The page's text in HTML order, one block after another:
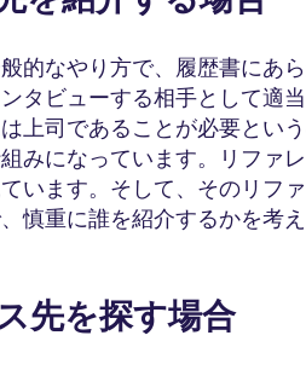
的なやり方で、履歴書にあ
タビューする相手として適
上司であることが必要という
みになっています。リファ
います。そして、そのリフ
慎重に誰を紹介するかを考
先を探す場合